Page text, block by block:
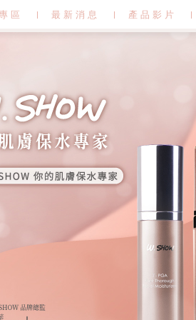
區 最新消息 產品影片